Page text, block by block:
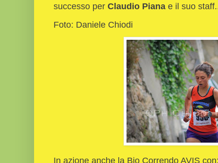
successo per Claudio Piana e il suo
Foto: Daniele Chiodi
In azione anche la Bio Correndo AVIS